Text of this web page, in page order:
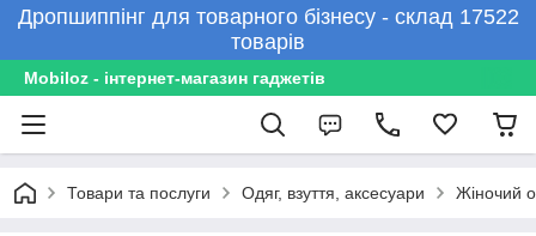
Дропшиппінг для товарного бізнесу - склад 17522
товарів
Mobiloz - інтернет-магазин гаджетів
Товари та послуги Одяг, взуття, аксесуари Жіночий